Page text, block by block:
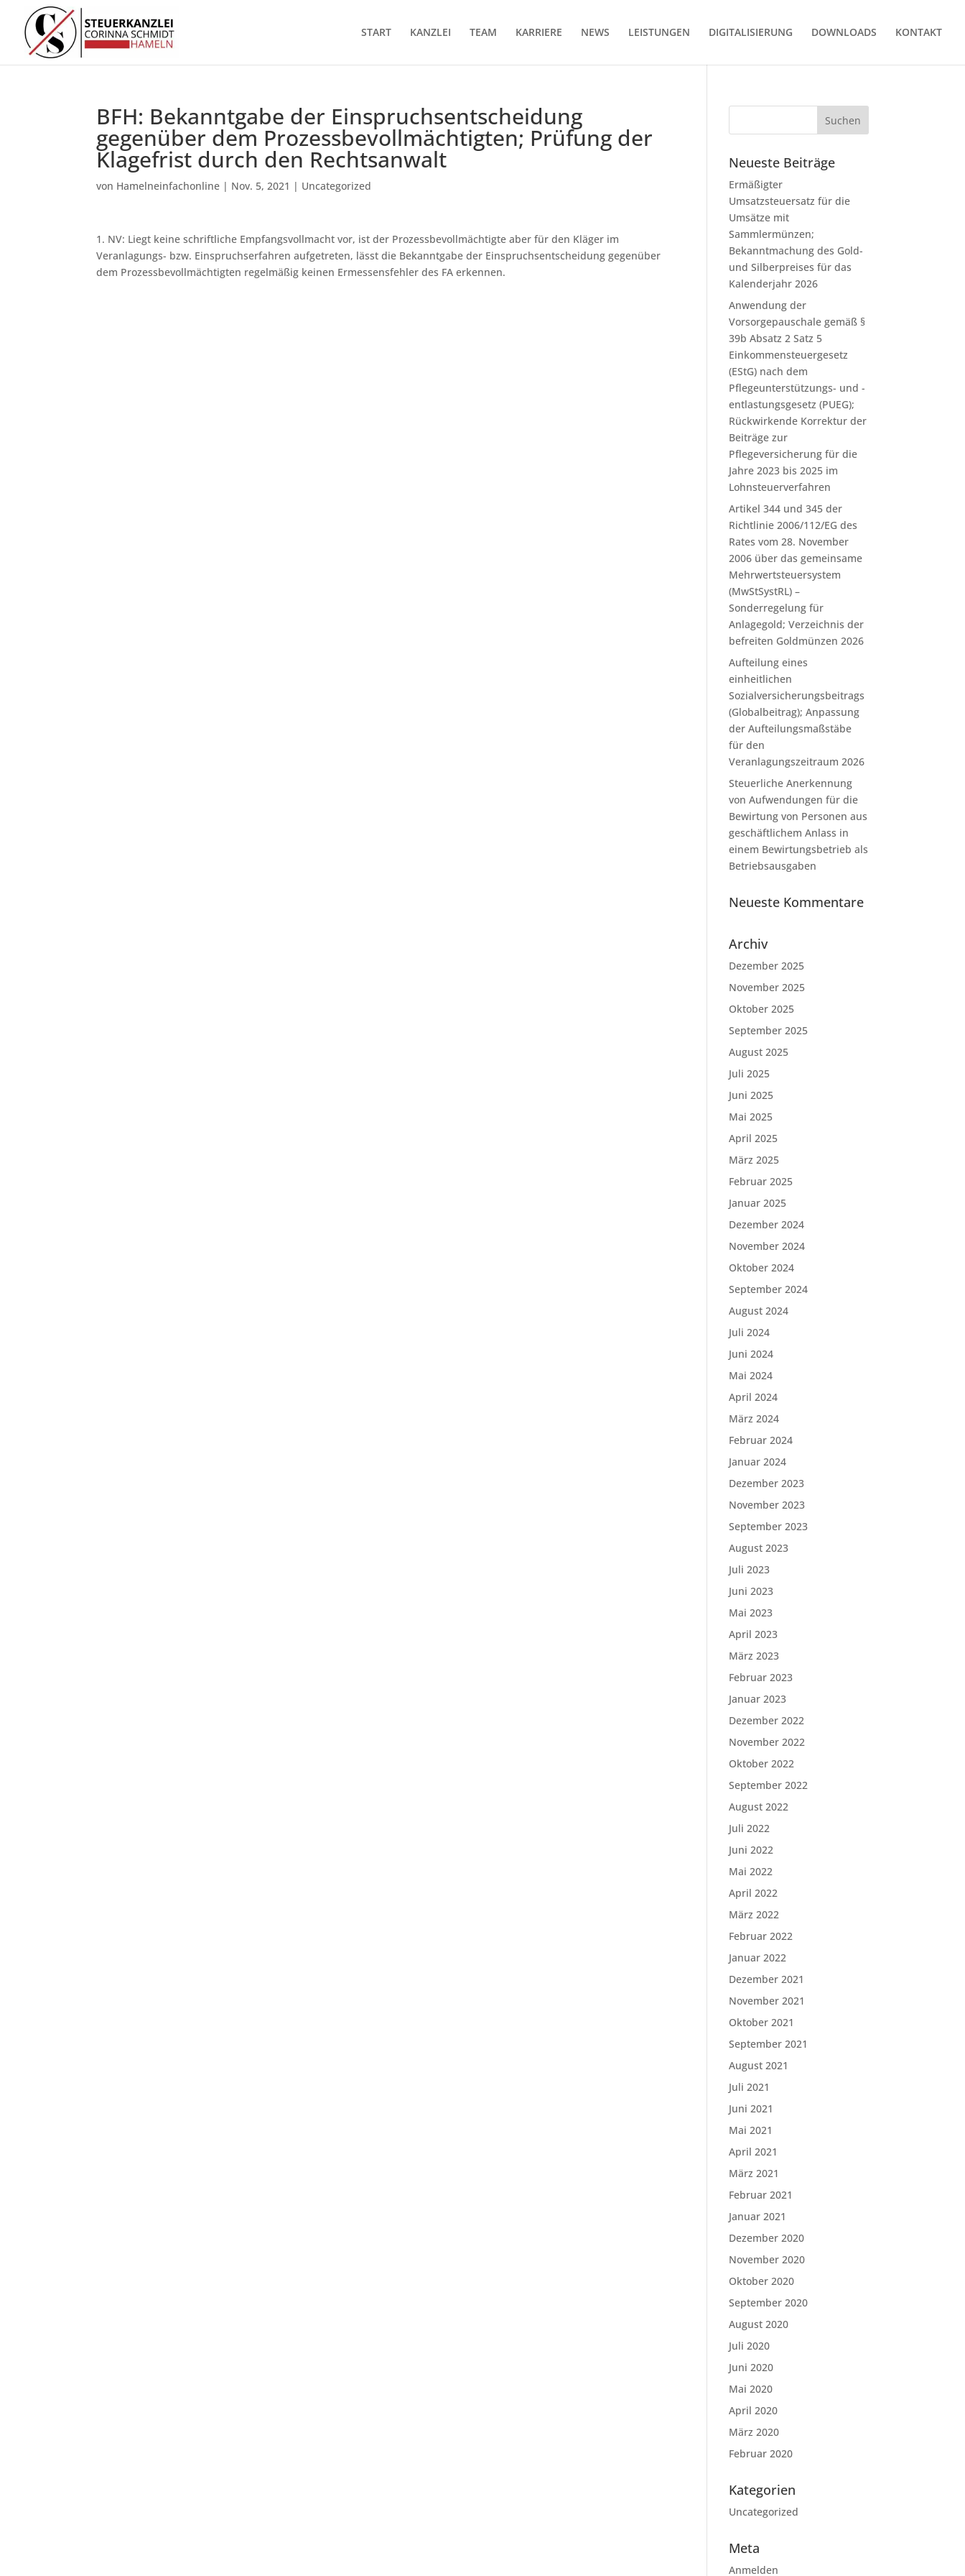
START KANZLEI TEAM KARRIERE NEWS LEISTUNGEN DIGITALISIERUNG DOWNLOADS KONTAKT
BFH: Bekanntgabe der Einspruchsentscheidung
gegenüber dem Prozessbevollmächtigten; Prüfung der
Klagefrist durch den Rechtsanwalt
von Hamelneinfachonline | Nov. 5, 2021 | Uncategorized
1. NV: Liegt keine schriftliche Empfangsvollmacht vor, ist der Prozessbevollmächtigte aber für den Kläger im
Veranlagungs- bzw. Einspruchserfahren aufgetreten, lässt die Bekanntgabe der Einspruchsentscheidung gegenüber
dem Prozessbevollmächtigten regelmäßig keinen Ermessensfehler des FA erkennen.
Neueste Beiträge
Ermäßigter
Umsatzsteuersatz für die
Umsätze mit
Sammlermünzen;
Bekanntmachung des Gold-
und Silberpreises für das
Kalenderjahr 2026
Anwendung der
Vorsorgepauschale gemäß §
39b Absatz 2 Satz 5
Einkommensteuergesetz
(EStG) nach dem
Pflegeunterstützungs- und -
entlastungsgesetz (PUEG);
Rückwirkende Korrektur der
Beiträge zur
Pflegeversicherung für die
Jahre 2023 bis 2025 im
Lohnsteuerverfahren
Artikel 344 und 345 der
Richtlinie 2006/112/EG des
Rates vom 28. November
2006 über das gemeinsame
Mehrwertsteuersystem
(MwStSystRL) –
Sonderregelung für
Anlagegold; Verzeichnis der
befreiten Goldmünzen 2026
Aufteilung eines
einheitlichen
Sozialversicherungsbeitrags
(Globalbeitrag); Anpassung
der Aufteilungsmaßstäbe
für den
Veranlagungszeitraum 2026
Steuerliche Anerkennung
von Aufwendungen für die
Bewirtung von Personen aus
geschäftlichem Anlass in
einem Bewirtungsbetrieb als
Betriebsausgaben
Neueste Kommentare
Archiv
Dezember 2025
November 2025
Oktober 2025
September 2025
August 2025
Juli 2025
Juni 2025
Mai 2025
April 2025
März 2025
Februar 2025
Januar 2025
Dezember 2024
November 2024
Oktober 2024
September 2024
August 2024
Juli 2024
Juni 2024
Mai 2024
April 2024
März 2024
Februar 2024
Januar 2024
Dezember 2023
November 2023
September 2023
August 2023
Juli 2023
Juni 2023
Mai 2023
April 2023
März 2023
Februar 2023
Januar 2023
Dezember 2022
November 2022
Oktober 2022
September 2022
August 2022
Juli 2022
Juni 2022
Mai 2022
April 2022
März 2022
Februar 2022
Januar 2022
Dezember 2021
November 2021
Oktober 2021
September 2021
August 2021
Juli 2021
Juni 2021
Mai 2021
April 2021
März 2021
Februar 2021
Januar 2021
Dezember 2020
November 2020
Oktober 2020
September 2020
August 2020
Juli 2020
Juni 2020
Mai 2020
April 2020
März 2020
Februar 2020
Kategorien
Uncategorized
Meta
Anmelden